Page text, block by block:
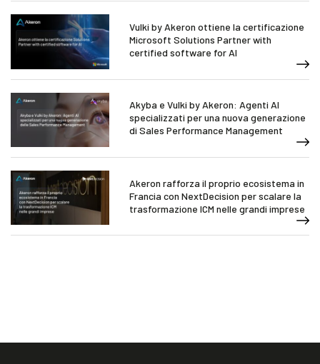
Vulki by Akeron ottiene la certificazione
Microsoft Solutions Partner with
certified software for AI
Akyba e Vulki by Akeron: Agenti AI
specializzati per una nuova generazione
di Sales Performance Management
Akeron rafforza il proprio ecosistema in
Francia con NextDecision per scalare la
trasformazione ICM nelle grandi imprese